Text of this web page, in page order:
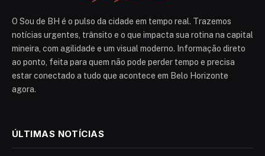
O Sou de BH é o pulso da cidade em tempo real. Trazemos
notícias urgentes, trânsito e o que impacta sua rotina na capital
mineira, com agilidade e um visual moderno. Informação direto
ao ponto, feita para quem não pode perder tempo e precisa
estar conectado a tudo que acontece em Belo Horizonte
agora.
ÚLTIMAS NOTÍCIAS